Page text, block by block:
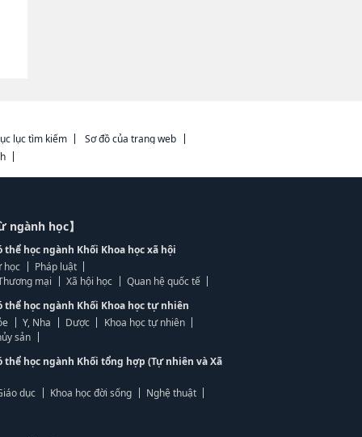
lục tìm kiếm
Sơ đồ của trang web
học】
học ngành Khối Khoa học xã hội
học
Pháp luật
mại
Xã hội học
Quan hệ quốc tế
thể học ngành Khối Khoa học tự nhiên
Y, Nha Dược
Khoa học tự nhiên
sản
thể học ngành Khối tổng hợp (Tự nhiên và Xã
dục Khoa học đời sống Nghệ thuật